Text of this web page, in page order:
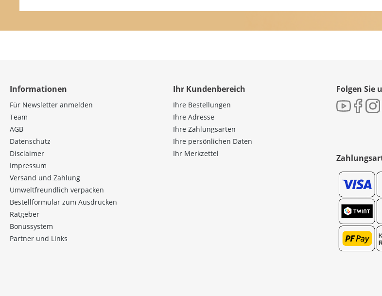
Informationen
Für Newsletter anmelden
Team
AGB
Datenschutz
Disclaimer
Impressum
Versand und Zahlung
Umweltfreundlich verpacken
Bestellformular zum Ausdrucken
Ratgeber
Bonussystem
Partner und Links
Ihr Kundenbereich
Ihre Bestellungen
Ihre Adresse
Ihre Zahlungsarten
Ihre persönlichen Daten
Ihr Merkzettel
Folgen Sie